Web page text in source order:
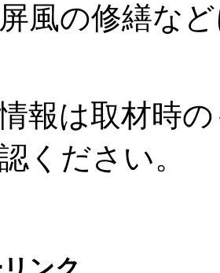
風の修繕な
報は取材時
ください。